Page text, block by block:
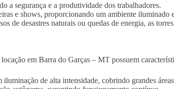
a segurança e a produtividade dos trabalhadores.
e shows, proporcionando um ambiente iluminado
de desastres naturais ou quedas de energia, as
em Barra do Garças – MT possuem
iluminação de alta intensidade, cobrindo grandes